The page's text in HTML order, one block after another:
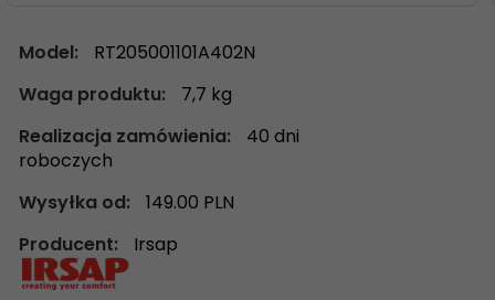
Model:
RT205001101A402N
Waga produktu:
7,7 kg
Realizacja zamówienia:
40 dni
roboczych
Wysyłka od:
149.00 PLN
Producent:
Irsap